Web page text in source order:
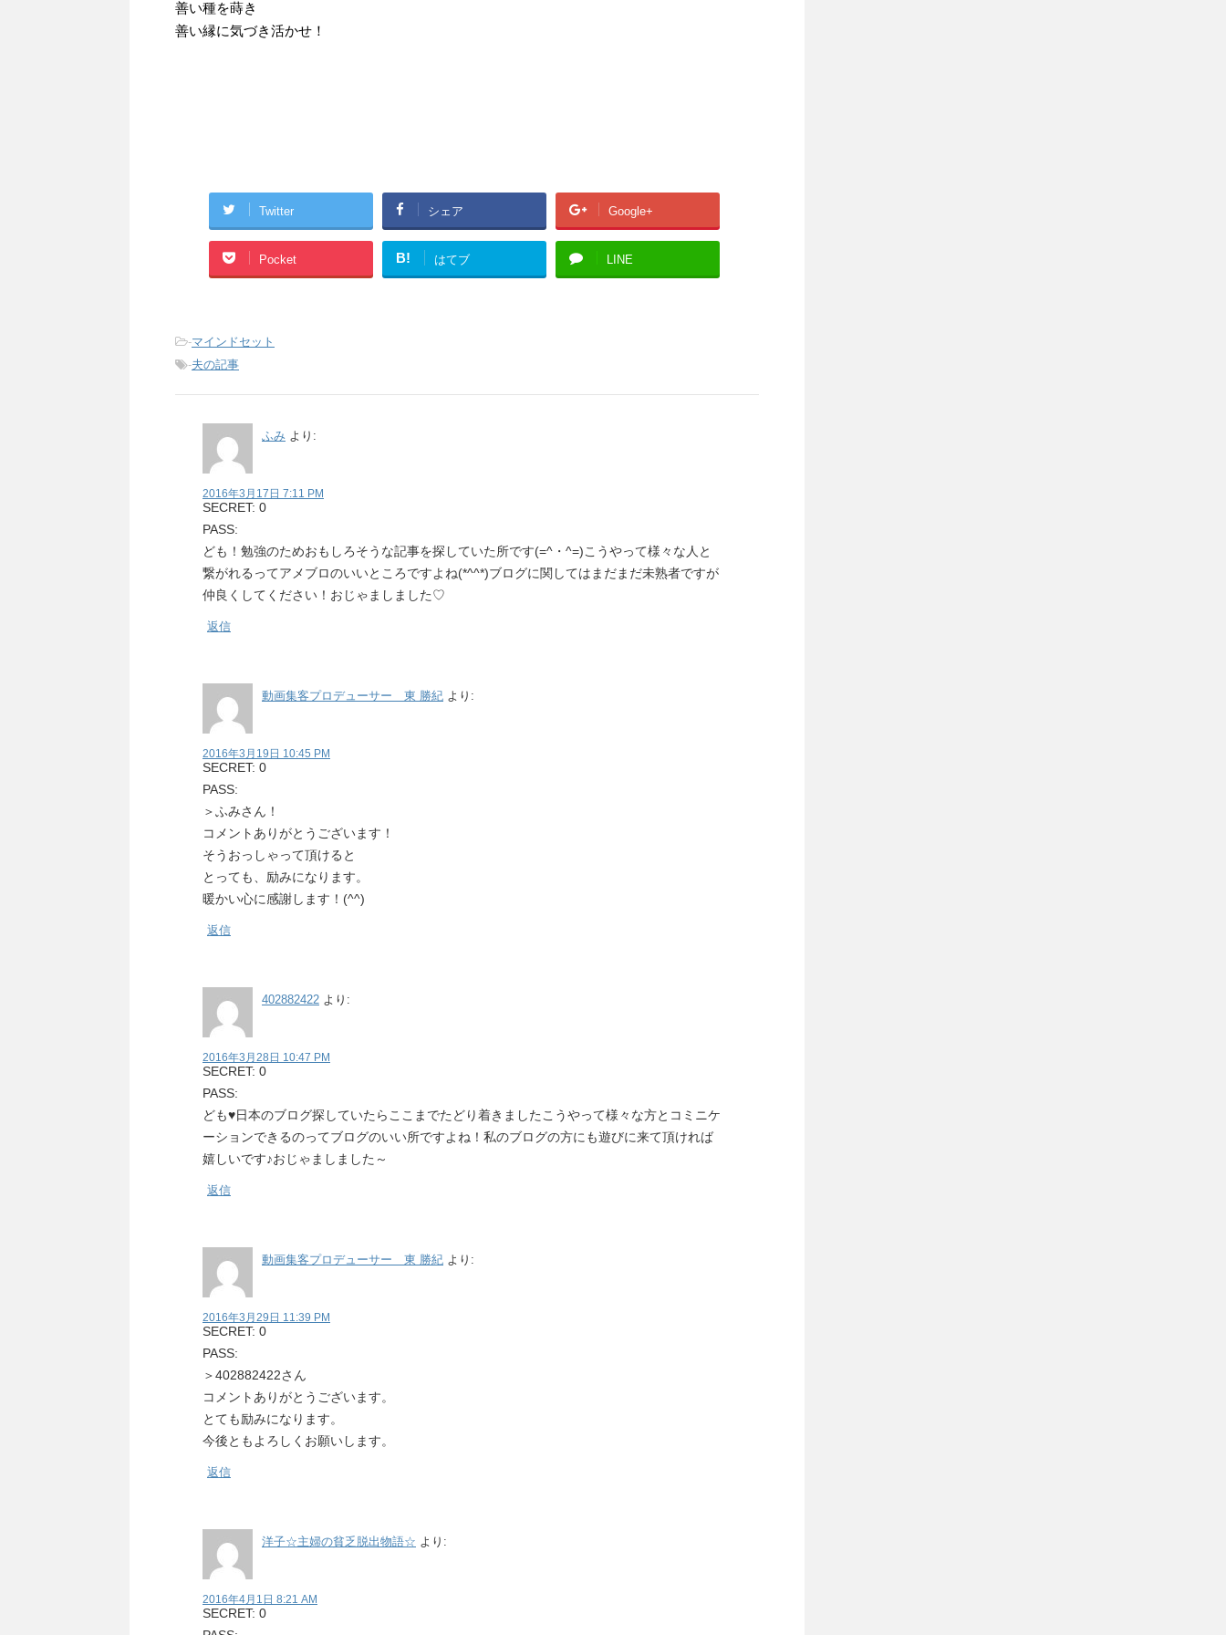
善い種を蒔き
善い縁に気づき活かせ！
Twitter シェア Google+
Pocket B! はてブ LINE
-マインドセット
-夫の記事
ふみ より:
2016年3月17日 7:11 PM
SECRET: 0
PASS:
ども！勉強のためおもしろそうな記事を探していた所です(=^・^=)こうやって様々な人と
繋がれるってアメブロのいいところですよね(*^^*)ブログに関してはまだまだ未熟者ですが
仲良くしてください！おじゃましました♡
返信
動画集客プロデューサー 東 勝紀 より:
2016年3月19日 10:45 PM
SECRET: 0
PASS:
＞ふみさん！
コメントありがとうございます！
そうおっしゃって頂けると
とっても、励みになります。
暖かい心に感謝します！(^^)
返信
402882422 より:
2016年3月28日 10:47 PM
SECRET: 0
PASS:
ども♥日本のブログ探していたらここまでたどり着きましたこうやって様々な方とコミニケ
ーションできるのってブログのいい所ですよね！私のブログの方にも遊びに来て頂ければ
嬉しいです♪おじゃましました～
返信
動画集客プロデューサー 東 勝紀 より:
2016年3月29日 11:39 PM
SECRET: 0
PASS:
＞402882422さん
コメントありがとうございます。
とても励みになります。
今後ともよろしくお願いします。
返信
洋子☆主婦の貧乏脱出物語☆ より:
2016年4月1日 8:21 AM
SECRET: 0